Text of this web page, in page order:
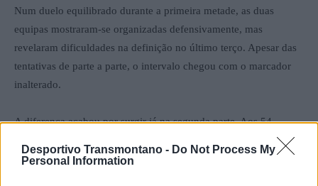
Desportivo Transmontano - Do Not Process My
Personal Information
Num duelo equilibrado durante a primeira metade, as duas
equipas mostraram-se organizadas defensivamente, mas
revelaram dificuldades na definição no último terço. Apesar das
tentativas de parte a parte, o intervalo chegou com o marcador
inalterado.
A diferença acabou por surgir já na segunda parte. Aos 54
minutos, Soma Anzai aproveitou uma oportunidade para marcar
o único golo da partida, finalizando com o pé esquerdo e